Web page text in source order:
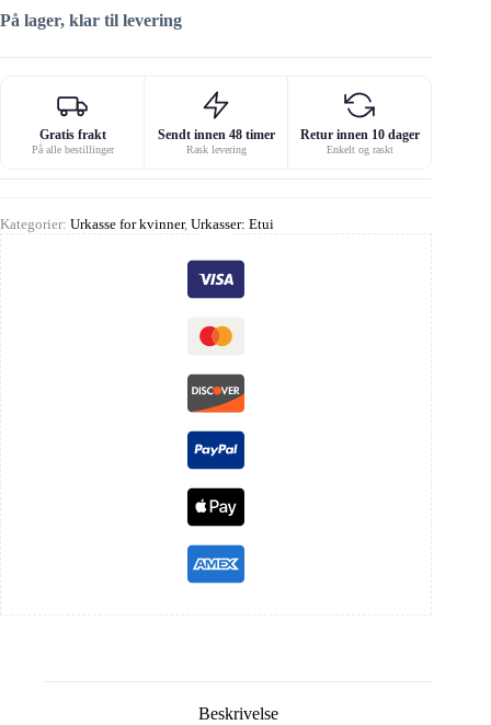
På lager, klar til levering
Gratis frakt
På alle bestillinger
Sendt innen 48 timer
Rask levering
Retur innen 10 dager
Enkelt og raskt
Kategorier: Urkasse for kvinner, Urkasser: Etui
Beskrivelse